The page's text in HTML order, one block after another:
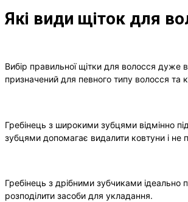
Які види щіток для
Вибір правильної щітки для волосся дуже
призначений для певного типу волосся та
Гребінець з широкими зубцями відмінно
зубцями допомагає видалити ковтуни і
Гребінець з дрібними зубчиками ідеально
розподілити засоби для укладання.